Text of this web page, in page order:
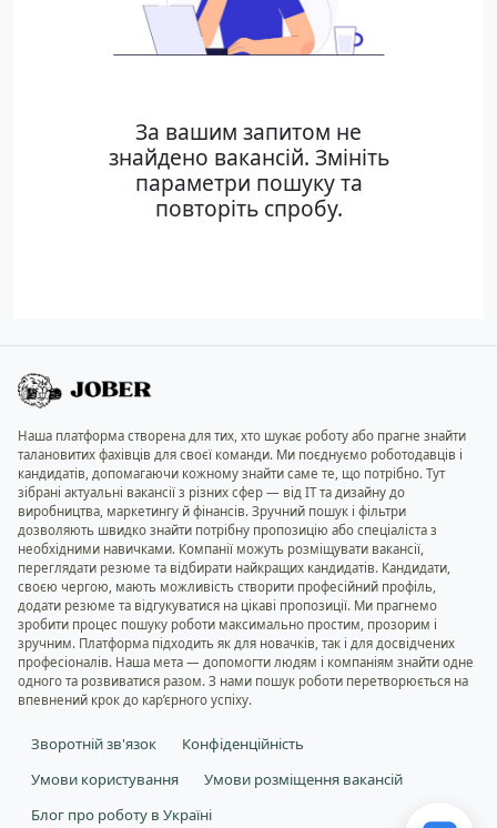
За вашим запитом не
знайдено вакансій. Змініть
параметри пошуку та
повторіть спробу.
Наша платформа створена для тих, хто шукає роботу або прагне знайти
талановитих фахівців для своєї команди. Ми поєднуємо роботодавців і
кандидатів, допомагаючи кожному знайти саме те, що потрібно. Тут
зібрані актуальні вакансії з різних сфер — від IT та дизайну до
виробництва, маркетингу й фінансів. Зручний пошук і фільтри
дозволяють швидко знайти потрібну пропозицію або спеціаліста з
необхідними навичками. Компанії можуть розміщувати вакансії,
переглядати резюме та відбирати найкращих кандидатів. Кандидати,
своєю чергою, мають можливість створити професійний профіль,
додати резюме та відгукуватися на цікаві пропозиції. Ми прагнемо
зробити процес пошуку роботи максимально простим, прозорим і
зручним. Платформа підходить як для новачків, так і для досвідчених
професіоналів. Наша мета — допомогти людям і компаніям знайти одне
одного та розвиватися разом. З нами пошук роботи перетворюється на
впевнений крок до кар’єрного успіху.
Зворотній зв'язок
Конфіденційність
Умови користування
Умови розміщення вакансій
Блог про роботу в Україні